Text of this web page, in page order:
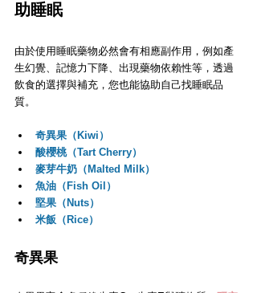
助睡眠
由於使用睡眠藥物必然會有相應副作用，例如產
生幻覺、記憶力下降、出現藥物依賴性等，透過
飲食的選擇與補充，您也能協助自己找睡眠品
質。
奇異果（Kiwi）
酸櫻桃（Tart Cherry）
麥芽牛奶（Malted Milk）
魚油（Fish Oil）
堅果（Nuts）
米飯（Rice）
奇異果